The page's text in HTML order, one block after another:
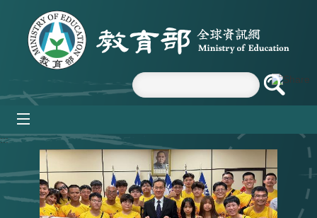
跳到主要內容區塊
:::